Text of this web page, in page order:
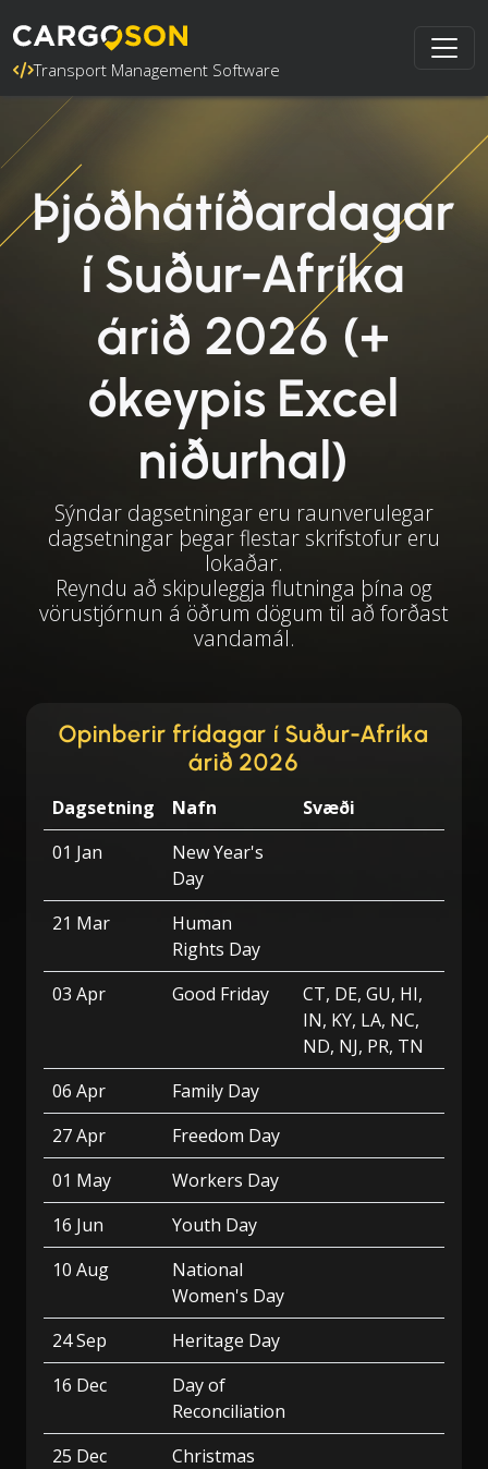
Transport Management Software
Þjóðhátíðardagar
í Suður-Afríka
árið 2026 (+
ókeypis Excel
niðurhal)
Sýndar dagsetningar eru raunverulegar
dagsetningar þegar flestar skrifstofur eru
lokaðar.
Reyndu að skipuleggja flutninga þína og
vörustjórnun á öðrum dögum til að forðast
vandamál.
Opinberir frídagar í Suður-Afríka
árið 2026
Dagsetning Nafn
Svæði
01 Jan
New Year's
Day
21 Mar
Human
Rights Day
03 Apr
Good Friday
CT, DE, GU, HI,
IN, KY, LA, NC,
ND, NJ, PR, TN
06 Apr
Family Day
27 Apr
Freedom Day
01 May
Workers Day
16 Jun
Youth Day
10 Aug
National
Women's Day
24 Sep
Heritage Day
16 Dec
Day of
Reconciliation
25 Dec
Christmas